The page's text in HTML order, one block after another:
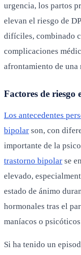
urgencia, los partos
elevan el riesgo de
difíciles, combinado
complicaciones
afrontamiento de una
Factores de riesgo
Los antecedentes
bipolar son, con
importante de la
trastorno bipolar se
elevado,
estado de ánimo
hormonales tras el
maníacos o
Si ha tenido un